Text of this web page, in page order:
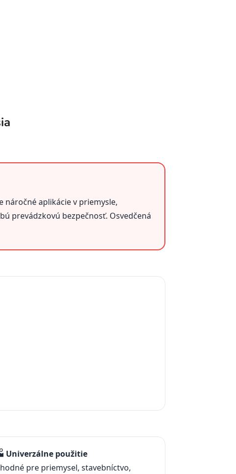
náročné aplikácie v priemysle,
prevádzkovú bezpečnosť. Osvedčená
Univerzálne použitie
pre priemysel, stavebníctvo,